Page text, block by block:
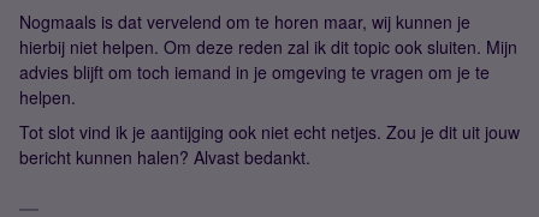
Nogmaals is dat vervelend om te horen maar, wij kunnen je
hierbij niet helpen. Om deze reden zal ik dit topic ook sluiten. Mijn
advies blijft om toch iemand in je omgeving te vragen om je te
helpen.
Tot slot vind ik je aantijging ook niet echt netjes. Zou je dit uit jouw
bericht kunnen halen? Alvast bedankt.